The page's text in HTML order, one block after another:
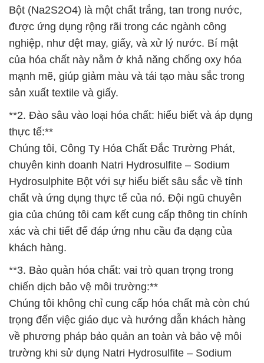
Bột (Na2S2O4) là một chất trắng, tan trong nước,
được ứng dụng rộng rãi trong các ngành công
nghiệp, như dệt may, giấy, và xử lý nước. Bí mật
của hóa chất này nằm ở khả năng chống oxy hóa
mạnh mẽ, giúp giảm màu và tái tạo màu sắc trong
sản xuất textile và giấy.
**2. Đào sâu vào loại hóa chất: hiểu biết và áp dụng
thực tế:**
Chúng tôi, Công Ty Hóa Chất Đắc Trường Phát,
chuyên kinh doanh Natri Hydrosulfite – Sodium
Hydrosulphite Bột với sự hiểu biết sâu sắc về tính
chất và ứng dụng thực tế của nó. Đội ngũ chuyên
gia của chúng tôi cam kết cung cấp thông tin chính
xác và chi tiết để đáp ứng nhu cầu đa dạng của
khách hàng.
**3. Bảo quản hóa chất: vai trò quan trọng trong
chiến dịch bảo vệ môi trường:**
Chúng tôi không chỉ cung cấp hóa chất mà còn chú
trọng đến việc giáo dục và hướng dẫn khách hàng
về phương pháp bảo quản an toàn và bảo vệ môi
trường khi sử dụng Natri Hydrosulfite – Sodium